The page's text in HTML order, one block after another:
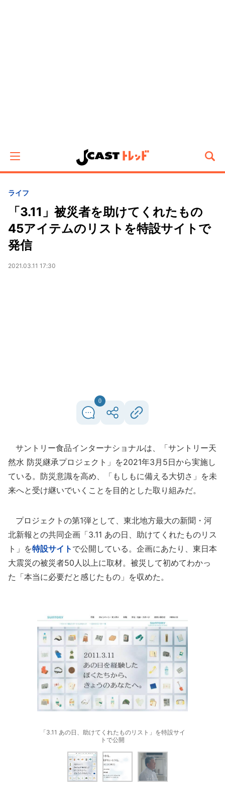
ライフ
「3.11」被災者を助けてくれたもの
45アイテムのリストを特設サイトで
発信
2021.03.11 17:30
0
サントリー食品インターナショナルは、「サントリー天
然水 防災継承プロジェクト」を2021年3月5日から実施し
ている。防災意識を高め、「もしもに備える大切さ」を未
来へと受け継いでいくことを目的とした取り組みだ。
プロジェクトの第1弾として、東北地方最大の新聞・河
北新報との共同企画「3.11 あの日、助けてくれたものリス
ト」を特設サイト で公開している。企画にあたり、東日本
大震災の被災者50人以上に取材。被災して初めてわかっ
た「本当に必要だと感じたもの」を収めた。
「3.11 あの日、助けてくれたものリスト」を特設サイ
トで公開